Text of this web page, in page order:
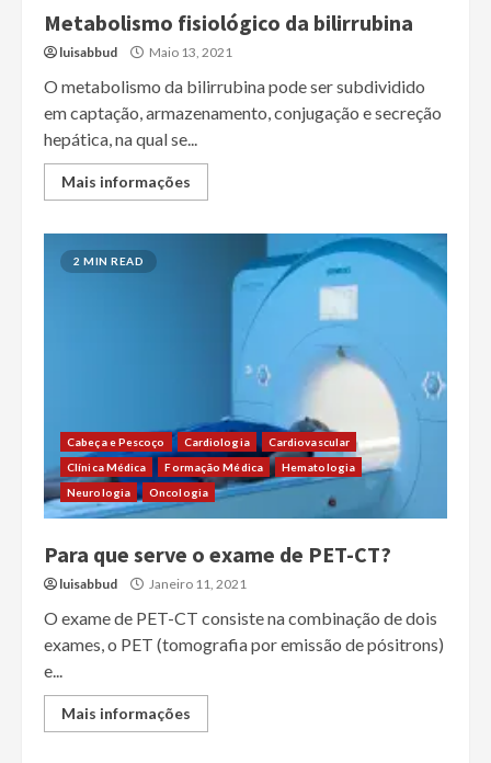
Metabolismo fisiológico da bilirrubina
luisabbud Maio 13, 2021
O metabolismo da bilirrubina pode ser subdividido
em captação, armazenamento, conjugação e secreção
hepática, na qual se...
Mais informações
2 MIN READ
Cabeça e Pescoço Cardiologia
Cardiovascular
Clínica Médica
Formação Médica
Hematologia
Neurologia
Oncologia
Para que serve o exame de PET-CT?
luisabbud Janeiro 11, 2021
O exame de PET-CT consiste na combinação de dois
exames, o PET (tomografia por emissão de pósitrons)
e...
Mais informações